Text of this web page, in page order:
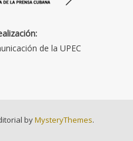
de la UPEC
byMysteryThemes.